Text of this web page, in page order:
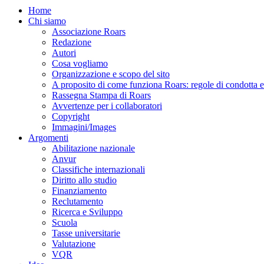
Home
Chi siamo
Associazione Roars
Redazione
Autori
Cosa vogliamo
Organizzazione e scopo del sito
A proposito di come funziona Roars: regole di condotta
Rassegna Stampa di Roars
Avvertenze per i collaboratori
Copyright
Immagini/Images
Argomenti
Abilitazione nazionale
Anvur
Classifiche internazionali
Diritto allo studio
Finanziamento
Reclutamento
Ricerca e Sviluppo
Scuola
Tasse universitarie
Valutazione
VQR